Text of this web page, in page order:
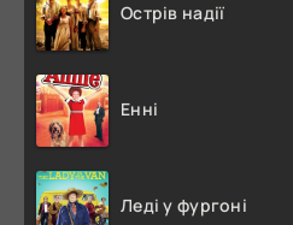
Острів надії
Енні
Леді у фургоні